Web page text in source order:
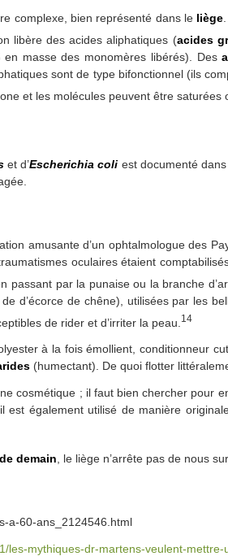
complexe, bien représenté dans le liège
libère des acides aliphatiques (acides
en masse des monomères libérés). Des
sont de type bifonctionnel (ils
et les molécules peuvent être saturées
et d’Escherichia coli est documenté
amusante d’un ophtalmologue des
oculaires étaient
par la punaise ou la branche
d’écorce de chêne), utilisées par les
de rider et d’irriter la peau. 14
à la fois émollient, conditionneur
(humectant). De quoi flotter
cosmétique ; il faut bien chercher pour
également utilisé de manière
demain , le liège n’arrête pas de nous
a-60-ans_2124546.html
les-mythiques-dr-martens-veulent-